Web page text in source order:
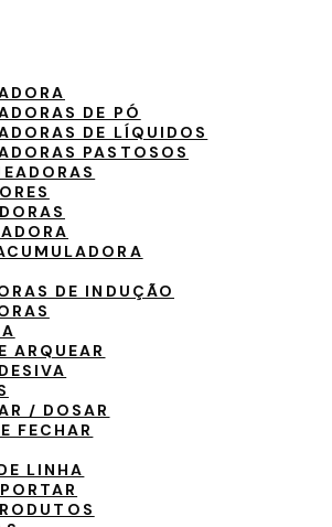
DE PÓ
DE LÍQUIDOS
PASTOSOS
DE INDUÇÃO
ARQUEAR
/ DOSAR
FECHAR
LINHA